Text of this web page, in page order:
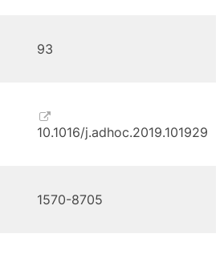
93
10.1016/j.adhoc.2019.101929
1570-8705